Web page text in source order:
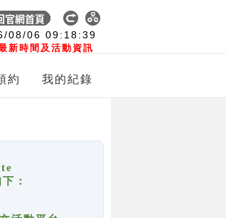
08/06 09:18:39
新時間及活動資訊
約 我的紀錄
：